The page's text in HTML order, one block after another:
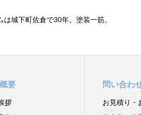
城下町佐倉で30年。塗装一筋。
要
拶
問い合わ
お見積り・